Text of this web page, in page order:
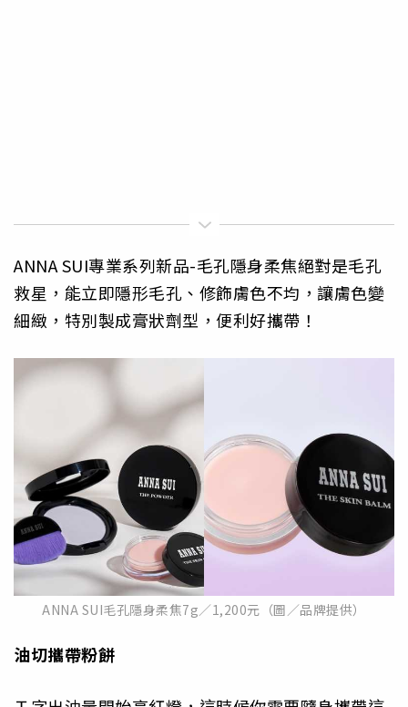
ANNA SUI專業系列新品-毛孔隱身柔焦絕對是毛孔
救星，能立即隱形毛孔、修飾膚色不均，讓膚色變
細緻，特別製成膏狀劑型，便利好攜帶！
ANNA SUI毛孔隱身柔焦7g／1,200元（圖／品牌提供）
油切攜帶粉餅